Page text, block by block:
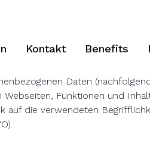
Kontakt Benefits
Daten
Funktionen und
die verwendeten